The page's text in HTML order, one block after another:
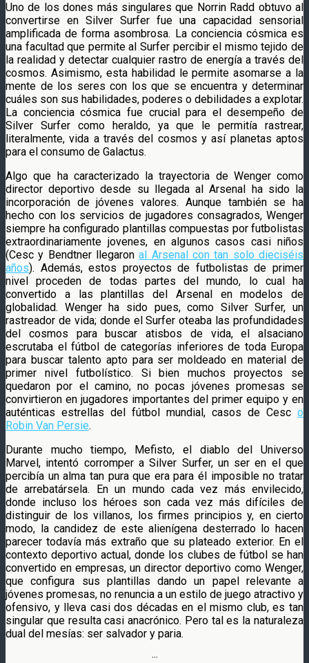
Uno de los dones más singulares que Norrin Radd obtuvo al
convertirse en Silver Surfer fue una capacidad sensorial
amplificada de forma asombrosa. La conciencia cósmica es
una facultad que permite al Surfer percibir el mismo tejido de
la realidad y detectar cualquier rastro de energía a través del
cosmos. Asimismo, esta habilidad le permite asomarse a la
mente de los seres con los que se encuentra y determinar
cuáles son sus habilidades, poderes o debilidades a explotar.
La conciencia cósmica fue crucial para el desempeño de
Silver Surfer como heraldo, ya que le permitía rastrear,
literalmente, vida a través del cosmos y así planetas aptos
para el consumo de Galactus.
Algo que ha caracterizado la trayectoria de Wenger como
director deportivo desde su llegada al Arsenal ha sido la
incorporación de jóvenes valores. Aunque también se ha
hecho con los servicios de jugadores consagrados, Wenger
siempre ha configurado plantillas compuestas por futbolistas
extraordinariamente jovenes, en algunos casos casi niños
(Cesc y Bendtner llegaronal Arsenal con tan solo dieciséis
años). Además, estos proyectos de futbolistas de primer
nivel proceden de todas partes del mundo, lo cual ha
convertido a las plantillas del Arsenal en modelos de
globalidad. Wenger ha sido pues, como Silver Surfer, un
rastreador de vida; donde el Surfer oteaba las profundidades
del cosmos para buscar atisbos de vida, el alsaciano
escrutaba el fútbol de categorías inferiores de toda Europa
para buscar talento apto para ser moldeado en material de
primer nivel futbolístico. Si bien muchos proyectos se
quedaron por el camino, no pocas jóvenes promesas se
convirtieron en jugadores importantes del primer equipo y en
auténticas estrellas del fútbol mundial, casos de Cesc o
Robin Van Persie.
Durante mucho tiempo, Mefisto, el diablo del Universo
Marvel, intentó corromper a Silver Surfer, un ser en el que
percibía un alma tan pura que era para él imposible no tratar
de arrebatársela. En un mundo cada vez más envilecido,
donde incluso los héroes son cada vez más difíciles de
distinguir de los villanos, los firmes principios y, en cierto
modo, la candidez de este alienígena desterrado lo hacen
parecer todavía más extraño que su plateado exterior. En el
contexto deportivo actual, donde los clubes de fútbol se han
convertido en empresas, un director deportivo como Wenger,
que configura sus plantillas dando un papel relevante a
jóvenes promesas, no renuncia a un estilo de juego atractivo y
ofensivo, y lleva casi dos décadas en el mismo club, es tan
singular que resulta casi anacrónico. Pero tal es la naturaleza
dual del mesías: ser salvador y paria.
···